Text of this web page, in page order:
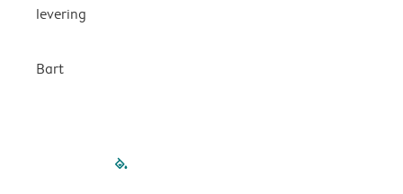
levering
Bart
filled-pagination